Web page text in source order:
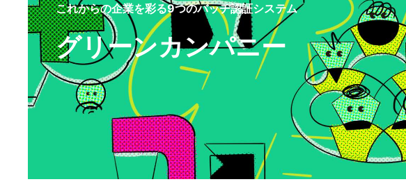
これからの企業を彩る9つのバッヂ認証システム
グリーンカンパニー